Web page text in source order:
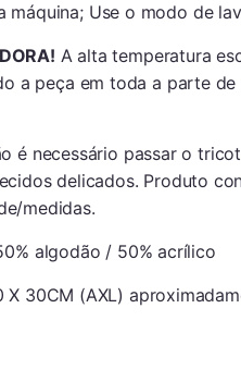
máquina; Use o modo de
A alta temperatura
a peça em toda a parte
é necessário passar o
delicados. Produto
medidas.
algodão / 50% acrílico
X 30CM (AXL)